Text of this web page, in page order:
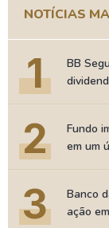
NOTÍCIAS
1
BB
2
Fundo
em um
3
Banco
ação